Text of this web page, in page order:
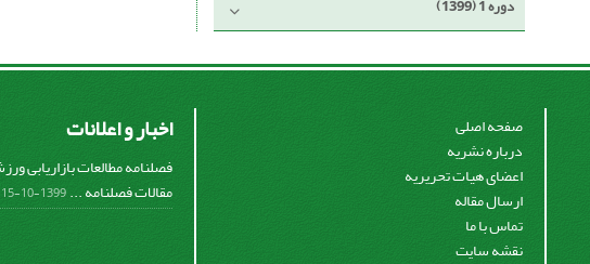
دوره 1 (1399)
صفحه اصلی
درباره نشریه
اعضای هیات تحریریه
ارسال مقاله
تماس با ما
نقشه سایت
اخبار و اعلانات
فصلنامه مطالعات بازاریابی
مقالات فصلنامه ... 1399-10-15